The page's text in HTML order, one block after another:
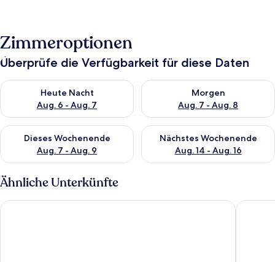
Zimmeroptionen
Überprüfe die Verfügbarkeit für diese Daten
Heute Nacht
Aug. 6 - Aug. 7
Überprüfe die Verfügbarkeit für heute Nacht, Aug. 6 - Aug. 7.
Morgen
Aug. 7 - Aug. 8
Überprüfe die Verfügbarkeit
Dieses Wochenende
Aug. 7 - Aug. 9
Überprüfe die Verfügbarkeit für dieses Wochenende, Aug. 7
Nächstes Wochenende
Aug. 14 - Aug. 16
Überprüfe die Verfügbarkeit
Ähnliche Unterkünfte
Memo's Affittacamere Hotel